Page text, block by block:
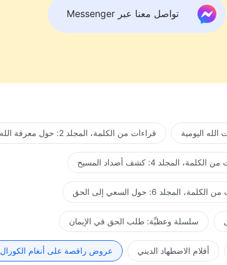
تواصل معنا عبر Messenger
اليومية قراءات من الكلمة، المجلد 2: حول معرفة الله
المجلد 4: كشف أضداد المسيح
المجلد 6: حول السعي إلى الحق
سلسلة وعظيِّة: طلب الحق في الإيمان
أفلام الاضطهاد الديني عروض راقصة على أنغام الكورال